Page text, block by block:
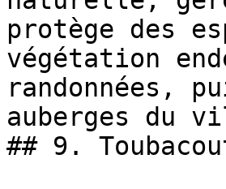
protège des
végétation
randonnées,
auberges du
## 9.